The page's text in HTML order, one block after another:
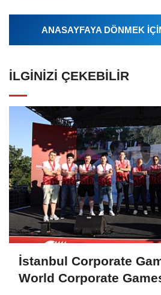
ANASAYFAYA DÖNMEK
İLGINIZI ÇEKEBILIR
İstanbul Corporate
World Corporate